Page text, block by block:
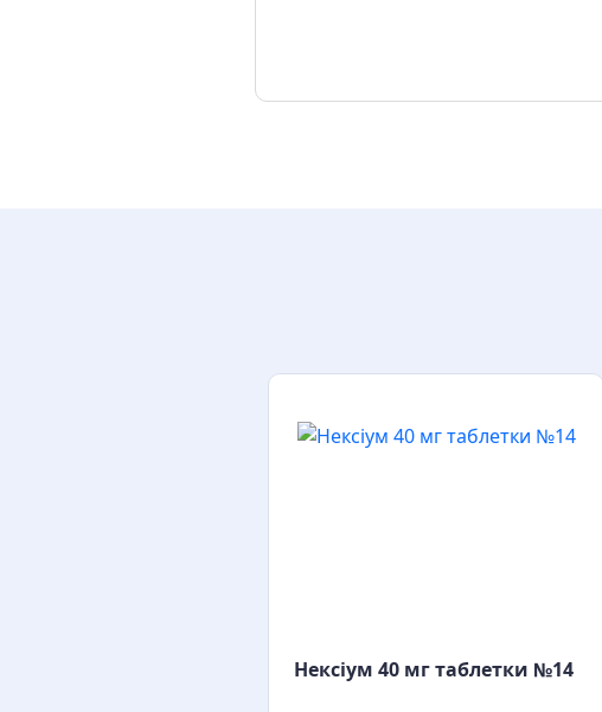
Нексіум 40 мг таблетки №14